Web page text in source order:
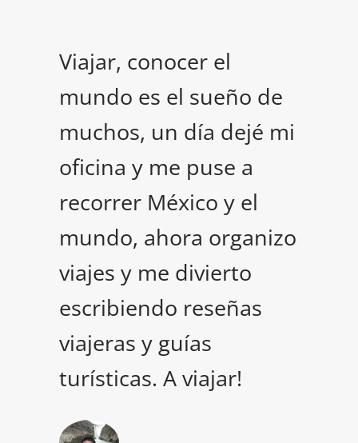
Viajar, conocer el
mundo es el sueño de
muchos, un día dejé mi
oficina y me puse a
recorrer México y el
mundo, ahora organizo
viajes y me divierto
escribiendo reseñas
viajeras y guías
turísticas. A viajar!